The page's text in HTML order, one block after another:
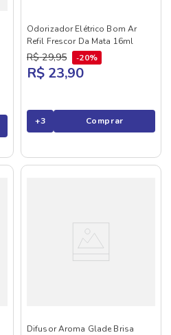
Odorizador Elétrico Bom Ar
Refil Frescor Da Mata 16ml
R$ 29,95 20%
R$ 23,90
+3 Comprar
Difusor Aroma Glade Brisa